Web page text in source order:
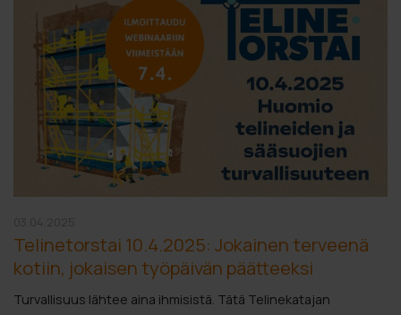
Telinetorstai 10.4.2025: Jokainen terveenä
kotiin, jokaisen työpäivän päätteeksi
Turvallisuus lähtee aina ihmisistä. Tätä Telinekatajan